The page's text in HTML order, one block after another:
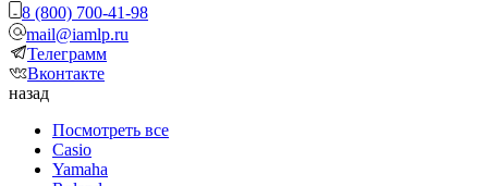
8 (800) 700-41-98
mail@iamlp.ru
Телеграмм
Вконтакте
назад
Посмотреть все
Casio
Yamaha